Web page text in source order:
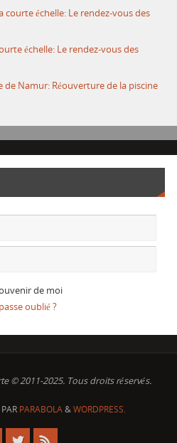
courte échelle: Le rendez-vous des
échelle: Le rendez-vous des
de Namur: Réouverture de la piscine
de moi
oublié ?
© 2011-2025. Tous droits réservés.
PARABOLA&WORDPRESS.